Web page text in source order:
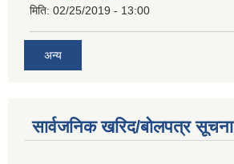
मिति: 02/25/2019 - 13:00
अन्य
सार्वजनिक खरिद/बोलपत्र सूचना